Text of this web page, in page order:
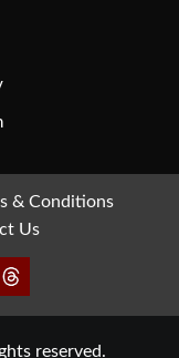
& Conditions
Us
reserved.